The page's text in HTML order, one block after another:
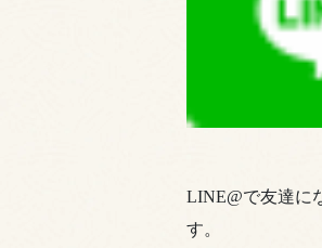
LINE@で友達に
す。